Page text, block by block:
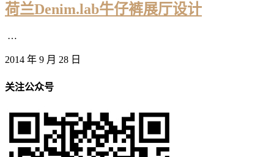
荷兰Denim.lab牛仔裤展厅设计
…
2014 年 9 月 28 日
关注公众号